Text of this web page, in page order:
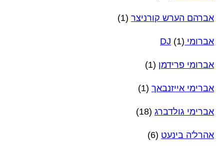
אברהם הערש קורניצר (1)
אברומי DJ (1)
אברומי פרידמן (1)
אברימי אייזנבאך (1)
אברימי גולדברג (18)
אהרל'ה בינעט (6)